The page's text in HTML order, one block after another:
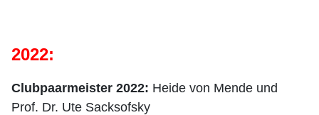
2022:
Clubpaarmeister 2022: Heide von Mende und
Prof. Dr. Ute Sacksofsky